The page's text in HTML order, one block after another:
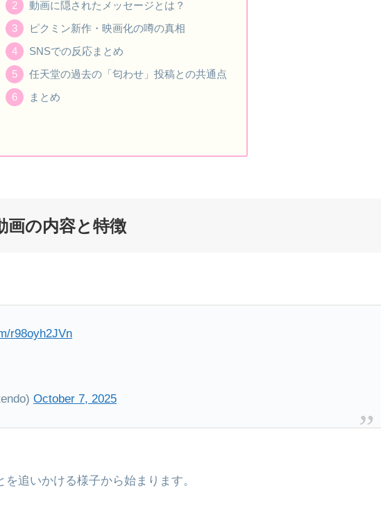
動画に隠されたメッセージとは？
ピクミン新作・映画化の噂の真相
SNSでの反応まとめ
任天堂の過去の「匂わせ」投稿との共通点
まとめ
画の内容と特徴
r98oyh2JVn
October 7, 2025
追いかける様子から始まります。